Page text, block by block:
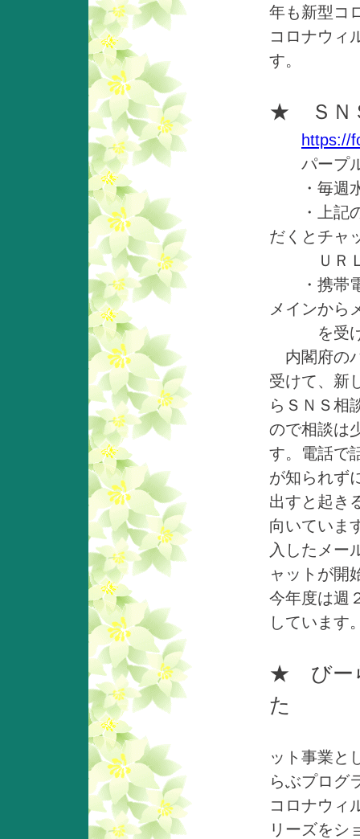
年も新型コ
コロナウィ
す。
★ ＳＮ
https://
パープル
・毎週
・上記の
だくとチャ
ＵＲＬ
・携帯電
メインから
を受け取
内閣府の
受けて、新
らＳＮＳ相
ので相談は
す。電話で
が知られず
出すと起き
向いていま
入したメー
ャットが開
今年度は週
しています
★ びー
た
ット事業と
らぶプログ
コロナウィ
リーズをシ